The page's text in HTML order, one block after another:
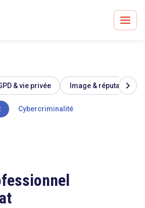
à Paris & Bruxelles
de l'innovation depuis 30 ans
& vie privée Image & réputation
Cybercriminalité
chevron_right